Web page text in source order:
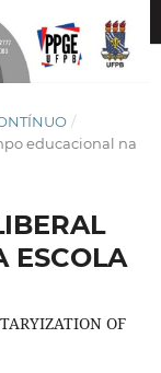
/
educacional na
ESCOLA
OF